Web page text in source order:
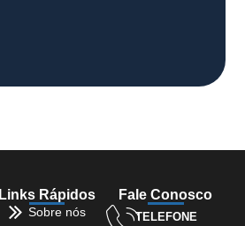
Links Rápidos
Sobre nós
Fale Conosco
TELEFONE